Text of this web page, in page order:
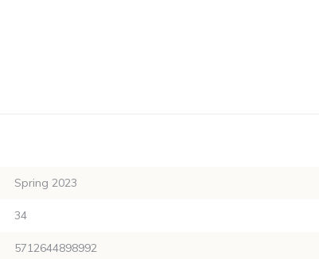
Spring 2023
34
5712644898992